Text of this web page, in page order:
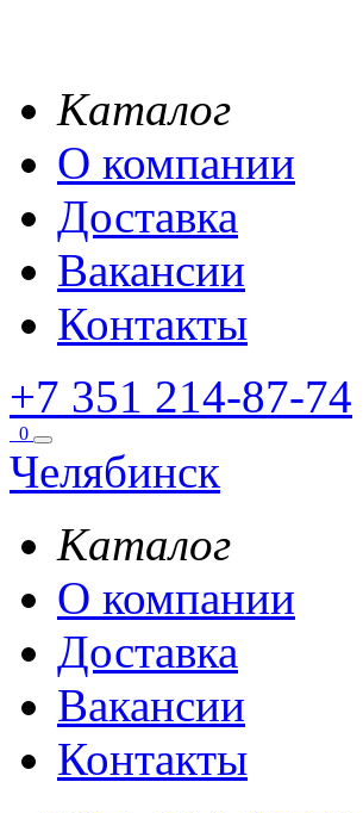
Каталог
О компании
Доставка
Вакансии
Контакты
+7 351 214-87-74
0
Челябинск
Каталог
О компании
Доставка
Вакансии
Контакты